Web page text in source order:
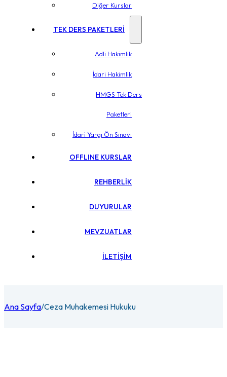
Diğer Kurslar
TEK DERS PAKETLERİ
Adli Hakimlik
İdari Hakimlik
HMGS Tek Ders
Paketleri
İdari Yargı Ön Sınavı
OFFLINE KURSLAR
REHBERLİK
DUYURULAR
MEVZUATLAR
İLETİŞİM
Ana Sayfa/Ceza Muhakemesi Hukuku